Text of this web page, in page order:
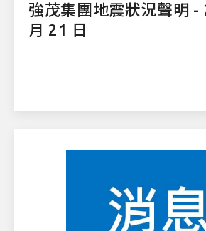
強茂集團地震狀況聲明 -
月 21 日